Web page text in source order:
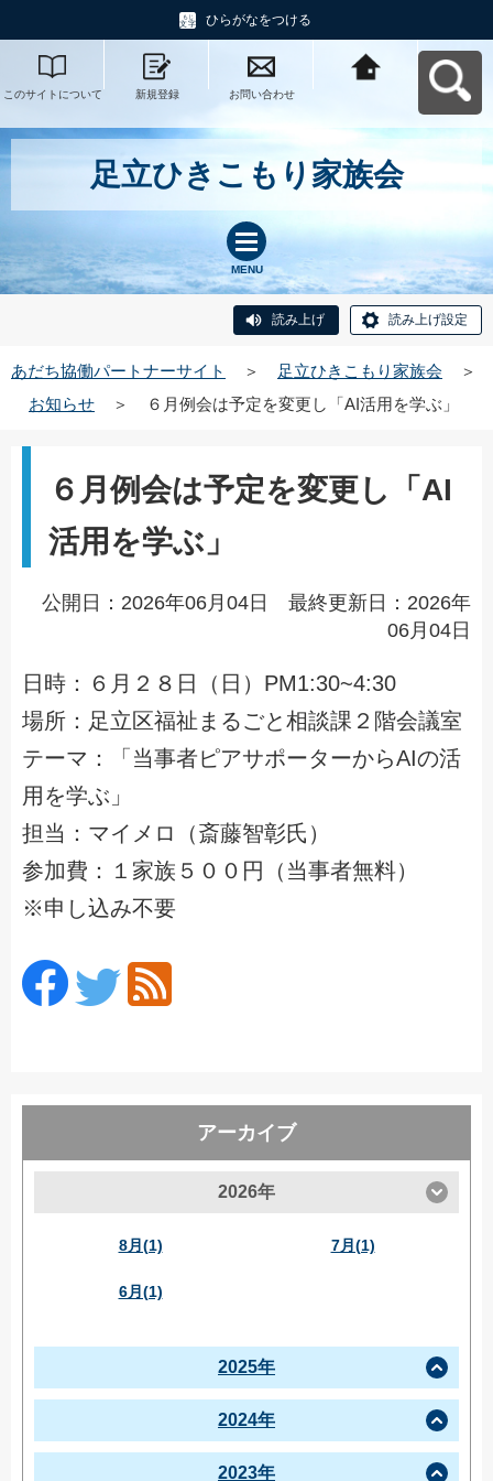
ひらがなをつける
このサイトについて 新規登録 お問い合わせ
足立ひきこもり家族会
MENU
読み上げ 読み上げ設定
あだち協働パートナーサイト ＞ 足立ひきこもり家族会
＞
お知らせ
＞ ６月例会は予定を変更し「AI活用を学ぶ」
６月例会は予定を変更し「AI
活用を学ぶ」
公開日：2026年06月04日 最終更新日：2026年
06月04日
日時：６月２８日（日）PM1:30~4:30
場所：足立区福祉まるごと相談課２階会議室
テーマ：「当事者ピアサポーターからAIの活
用を学ぶ」
担当：マイメロ（斎藤智彰氏）
参加費：１家族５００円（当事者無料）
※申し込み不要
アーカイブ
2026年
8月(1) 7月(1)
6月(1)
2025年
2024年
2023年